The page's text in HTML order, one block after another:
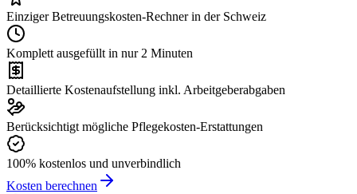
Einziger Betreuungskosten-Rechner in der Schweiz
Komplett ausgefüllt in nur 2 Minuten
Detaillierte Kostenaufstellung inkl. Arbeitgeberabgaben
Berücksichtigt mögliche Pflegekosten-Erstattungen
100% kostenlos und unverbindlich
Kosten berechnen